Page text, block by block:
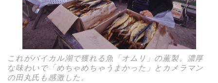
これがバイカル湖で獲れる魚「オムリ」の薫製。濃厚
な味わいで「めちゃめちゃうまかった」とカメラマン
の田丸氏も感激した。